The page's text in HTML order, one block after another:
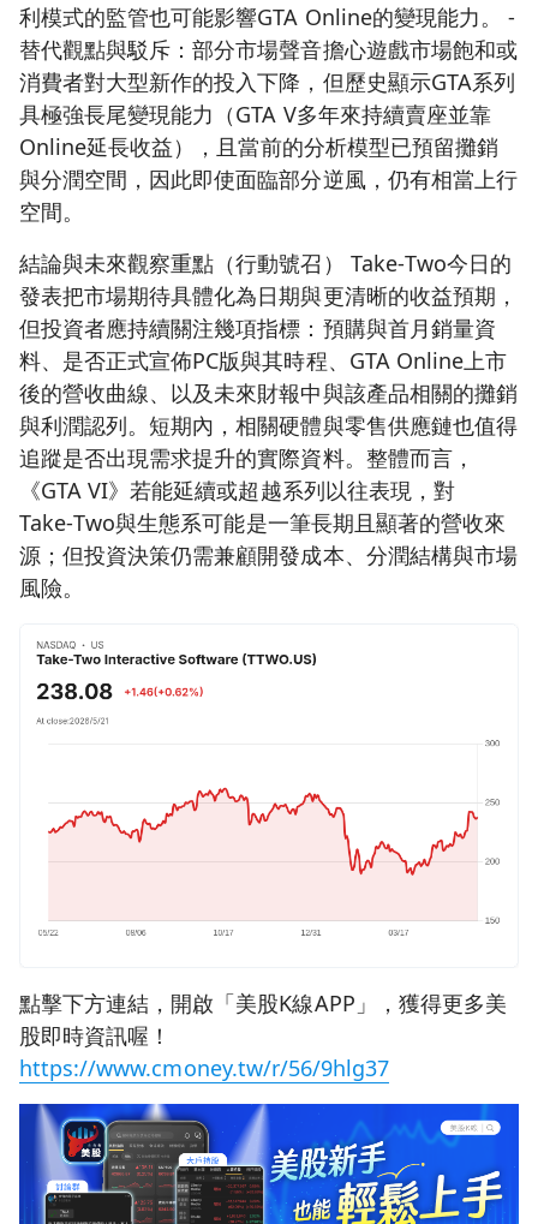
利模式的監管也可能影響GTA Online的變現能力。 -
替代觀點與駁斥：部分市場聲音擔心遊戲市場飽和或
消費者對大型新作的投入下降，但歷史顯示GTA系列
具極強長尾變現能力（GTA V多年來持續賣座並靠
Online延長收益），且當前的分析模型已預留攤銷
與分潤空間，因此即使面臨部分逆風，仍有相當上行
空間。
結論與未來觀察重點（行動號召） Take‑Two今日的
發表把市場期待具體化為日期與更清晰的收益預期，
但投資者應持續關注幾項指標：預購與首月銷量資
料、是否正式宣佈PC版與其時程、GTA Online上市
後的營收曲線、以及未來財報中與該產品相關的攤銷
與利潤認列。短期內，相關硬體與零售供應鏈也值得
追蹤是否出現需求提升的實際資料。整體而言，
《GTA VI》若能延續或超越系列以往表現，對
Take‑Two與生態系可能是一筆長期且顯著的營收來
源；但投資決策仍需兼顧開發成本、分潤結構與市場
風險。
點擊下方連結，開啟「美股K線APP」，獲得更多美
股即時資訊喔！
https://www.cmoney.tw/r/56/9hlg37